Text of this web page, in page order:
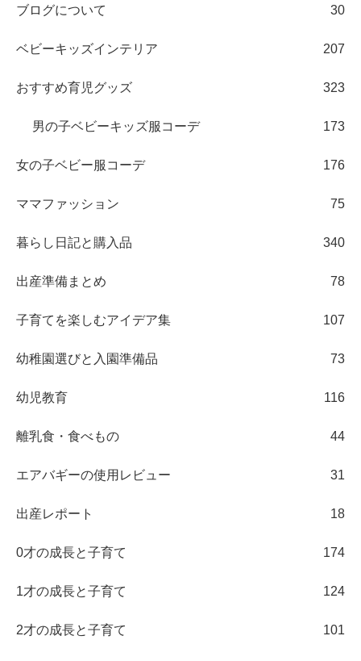
ブログについて 30
ベビーキッズインテリア 207
おすすめ育児グッズ 323
男の子ベビーキッズ服コーデ 173
女の子ベビー服コーデ 176
ママファッション 75
暮らし日記と購入品 340
出産準備まとめ 78
子育てを楽しむアイデア集 107
幼稚園選びと入園準備品 73
幼児教育 116
離乳食・食べもの 44
エアバギーの使用レビュー 31
出産レポート 18
0才の成長と子育て 174
1才の成長と子育て 124
2才の成長と子育て 101